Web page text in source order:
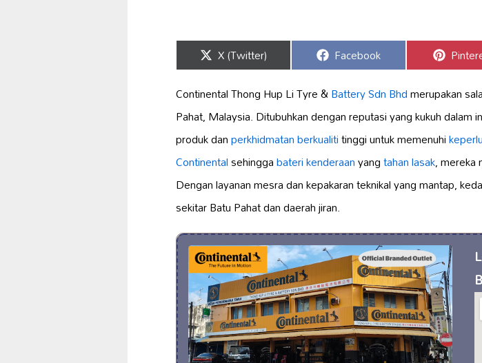
Share
on
X (Twitter) Share
on
Facebook Share
on
Continental Thong Hup Li Tyre &Battery Sdn Bhdmerupakan
Pahat, Malaysia. Ditubuhkan dengan reputasi yang kukuh
produk danperkhidmatan berkualititinggi untuk memenuhi
Continentalsehinggabateri kenderaanyangtahan lasak, mereka
Dengan layanan mesra dan kepakaran teknikal yang mantap,
sekitar Batu Pahat dan daerah jiran.